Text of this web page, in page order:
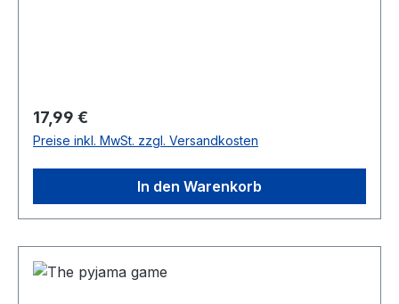
Regulärer Preis:
17,99 €
Preise inkl. MwSt. zzgl. Versandkosten
In den Warenkorb